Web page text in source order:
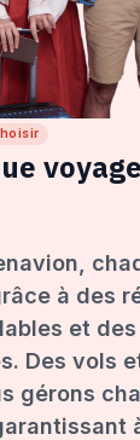
à des
et
Des vols
gérons